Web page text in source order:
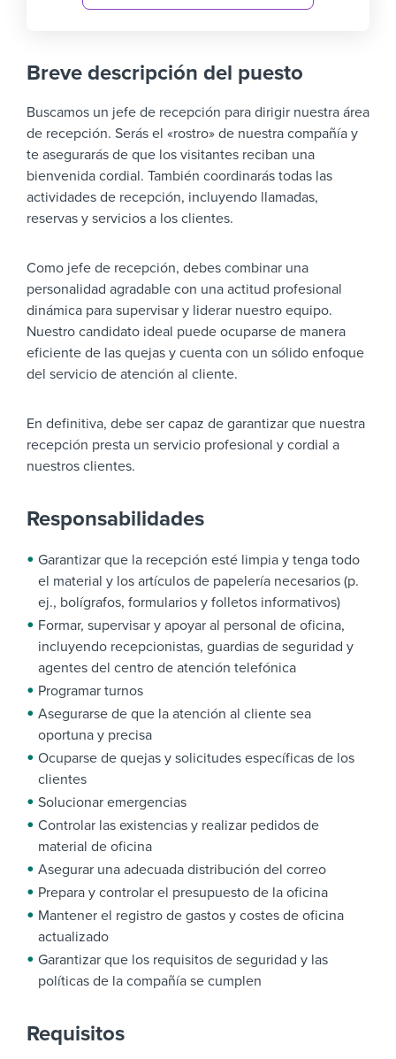
Breve descripción del puesto
Buscamos un jefe de recepción para dirigir nuestra área
de recepción. Serás el «rostro» de nuestra compañía y
te asegurarás de que los visitantes reciban una
bienvenida cordial. También coordinarás todas las
actividades de recepción, incluyendo llamadas,
reservas y servicios a los clientes.
Como jefe de recepción, debes combinar una
personalidad agradable con una actitud profesional
dinámica para supervisar y liderar nuestro equipo.
Nuestro candidato ideal puede ocuparse de manera
eficiente de las quejas y cuenta con un sólido enfoque
del servicio de atención al cliente.
En definitiva, debe ser capaz de garantizar que nuestra
recepción presta un servicio profesional y cordial a
nuestros clientes.
Responsabilidades
Garantizar que la recepción esté limpia y tenga todo
el material y los artículos de papelería necesarios (p.
ej., bolígrafos, formularios y folletos informativos)
Formar, supervisar y apoyar al personal de oficina,
incluyendo recepcionistas, guardias de seguridad y
agentes del centro de atención telefónica
Programar turnos
Asegurarse de que la atención al cliente sea
oportuna y precisa
Ocuparse de quejas y solicitudes específicas de los
clientes
Solucionar emergencias
Controlar las existencias y realizar pedidos de
material de oficina
Asegurar una adecuada distribución del correo
Prepara y controlar el presupuesto de la oficina
Mantener el registro de gastos y costes de oficina
actualizado
Garantizar que los requisitos de seguridad y las
políticas de la compañía se cumplen
Requisitos